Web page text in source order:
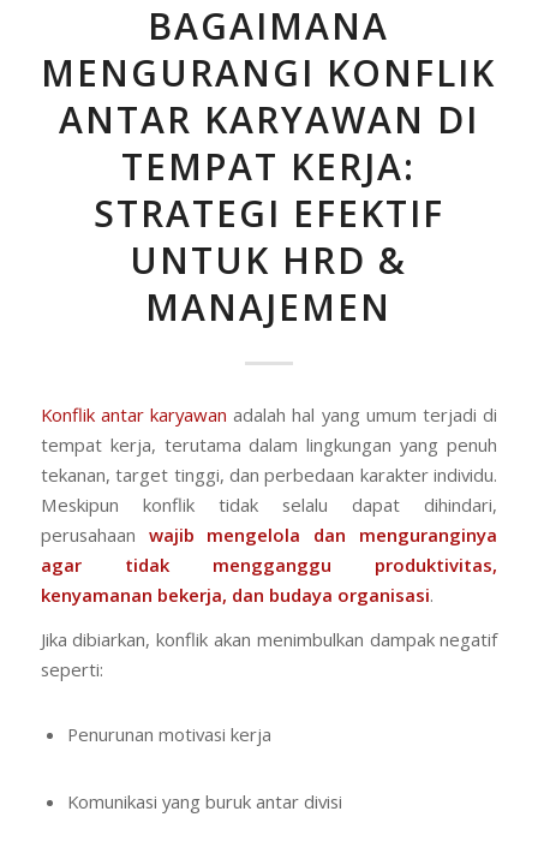
BAGAIMANA
MENGURANGI KONFLIK
ANTAR KARYAWAN DI
TEMPAT KERJA:
STRATEGI EFEKTIF
UNTUK HRD &
MANAJEMEN
Konflik antar karyawan adalah hal yang umum terjadi di
tempat kerja, terutama dalam lingkungan yang penuh
tekanan, target tinggi, dan perbedaan karakter individu.
Meskipun konflik tidak selalu dapat dihindari,
perusahaan wajib mengelola dan menguranginya
agar tidak mengganggu produktivitas,
kenyamanan bekerja, dan budaya organisasi.
Jika dibiarkan, konflik akan menimbulkan dampak negatif
seperti:
Penurunan motivasi kerja
Komunikasi yang buruk antar divisi